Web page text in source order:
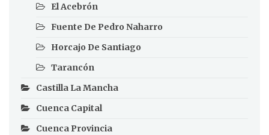
El Acebrón
Fuente De Pedro Naharro
Horcajo De Santiago
Tarancón
Castilla La Mancha
Cuenca Capital
Cuenca Provincia